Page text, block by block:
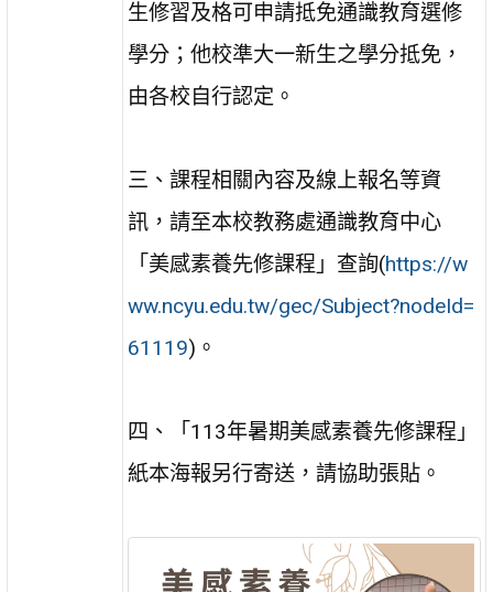
生修習及格可申請抵免通識教育選修
學分；他校準大一新生之學分抵免，
由各校自行認定。
三、課程相關內容及線上報名等資
訊，請至本校教務處通識教育中心
「美感素養先修課程」查詢(https://w
ww.ncyu.edu.tw/gec/Subject?nodeId=
61119)。
四、「113年暑期美感素養先修課程」
紙本海報另行寄送，請協助張貼。